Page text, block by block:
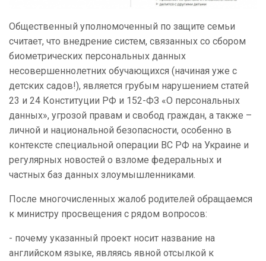
Общественный уполномоченный по защите семьи
считает, что внедрение систем, связанных со сбором
биометрических персональных данных
несовершеннолетних обучающихся (начиная уже с
детских садов!), является грубым нарушением статей
23 и 24 Конституции РФ и 152-ФЗ «О персональных
данных», угрозой правам и свобод граждан, а также –
личной и национальной безопасности, особенно в
контексте специальной операции ВС РФ на Украине и
регулярных новостей о взломе федеральных и
частных баз данных злоумышленниками.
После многочисленных жалоб родителей обращаемся
к министру просвещения с рядом вопросов:
- почему указанный проект носит название на
английском языке, являясь явной отсылкой к